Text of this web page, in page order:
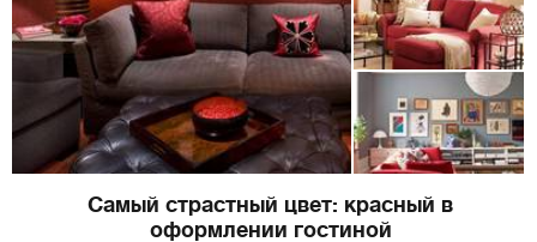
Самый страстный цвет: красный в
оформлении гостиной